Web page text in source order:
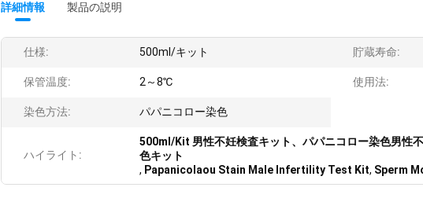
詳細情報 製品の説明
仕様: 500ml/キット 貯蔵寿命:
保管温度: 2～8℃ 使用法:
染色方法: パパニコロー染色
ハイライト:
500ml/Kit 男性不妊検査キット、パパニコロー染色男性
色キット
, Papanicolaou Stain Male Infertility Test Kit, Sperm